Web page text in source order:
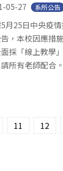
05-27 系所公告
月25日中央疫
，本校因應措
採「線上教學
所有老師配合
11 12